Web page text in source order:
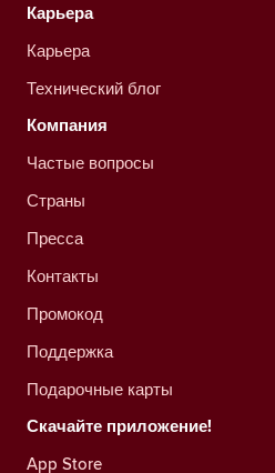
Карьера
Карьера
Технический блог
Компания
Частые вопросы
Страны
Пресса
Контакты
Промокод
Поддержка
Подарочные карты
Скачайте приложение!
App Store